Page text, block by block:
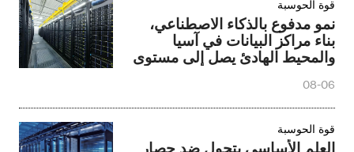
قوة الحوسبة
نمو مدفوع بالذكاء الاصطناعي،
بناء مراكز البيانات في آسيا
والمحيط الهادئ يصل إلى مستوى
08-06
قوة الحوسبة
العلم الأساسي يتحول ضد حصار